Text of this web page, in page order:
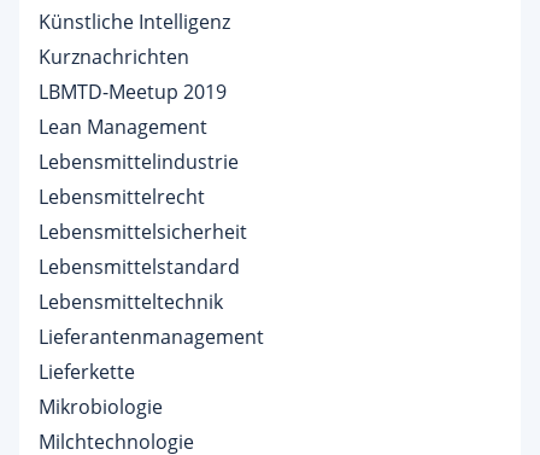
Künstliche Intelligenz
Kurznachrichten
LBMTD-Meetup 2019
Lean Management
Lebensmittelindustrie
Lebensmittelrecht
Lebensmittelsicherheit
Lebensmittelstandard
Lebensmitteltechnik
Lieferantenmanagement
Lieferkette
Mikrobiologie
Milchtechnologie